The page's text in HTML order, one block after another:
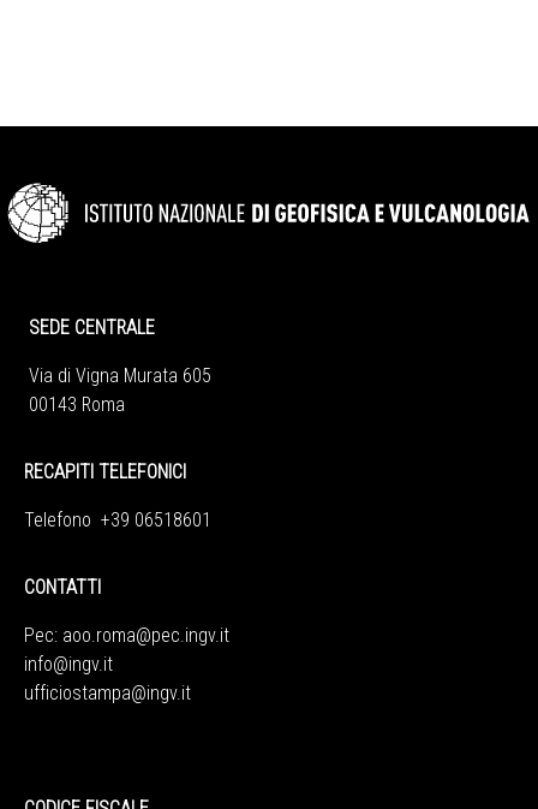
SEDE CENTRALE
Via di Vigna Murata 605
00143 Roma
RECAPITI TELEFONICI
Telefono +39 06518601
CONTATTI
Pec: aoo.roma@pec.ingv.it
info@ingv.it
ufficiostampa@ingv.it